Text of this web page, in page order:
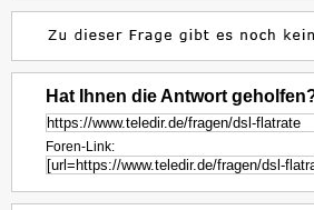
Hat Ihnen die Antwort
Foren-Link: